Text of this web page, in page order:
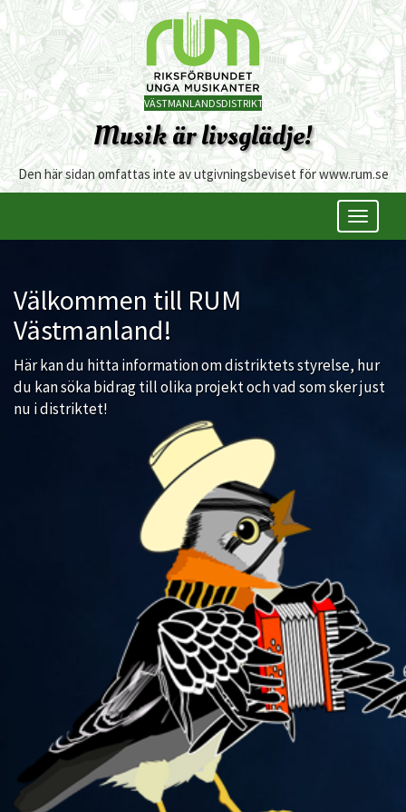
VÄSTMANLANDSDISTRIKTET
Musik är livsglädje!
Den här sidan omfattas inte av utgivningsbeviset för www.rum.se
Öppna/
meny
Välkommen till RUM
Västmanland!
Här kan du hitta information om distriktets styrelse, hur
du kan söka bidrag till olika projekt och vad som sker just
nu i distriktet!